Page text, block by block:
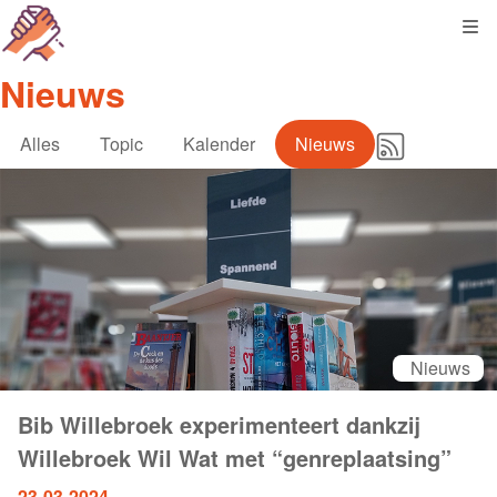
Nieuws
Alles Topic Kalender Nieuws
Nieuws
Bib Willebroek experimenteert dankzij
Willebroek Wil Wat met “genreplaatsing”